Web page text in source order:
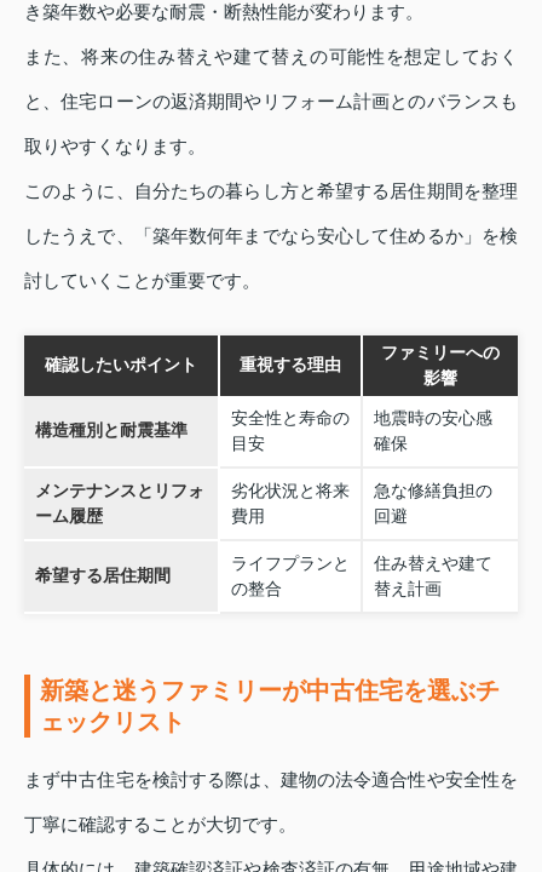
き築年数や必要な耐震・断熱性能が変わります。
また、将来の住み替えや建て替えの可能性を想定しておく
と、住宅ローンの返済期間やリフォーム計画とのバランスも
取りやすくなります。
このように、自分たちの暮らし方と希望する居住期間を整理
したうえで、「築年数何年までなら安心して住めるか」を検
討していくことが重要です。
確認したいポイント 重視する理由
ファミリーへの
影響
構造種別と耐震基準
安全性と寿命の
目安
地震時の安心感
確保
メンテナンスとリフォ
ーム履歴
劣化状況と将来
費用
急な修繕負担の
回避
希望する居住期間
ライフプランと
の整合
住み替えや建て
替え計画
新築と迷うファミリーが中古住宅を選ぶチ
ェックリスト
まず中古住宅を検討する際は、建物の法令適合性や安全性を
丁寧に確認することが大切です。